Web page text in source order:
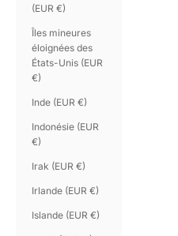
(EUR €)
Îles mineures
éloignées des
États-Unis (EUR
€)
Inde (EUR €)
Indonésie (EUR
€)
Irak (EUR €)
Irlande (EUR €)
Islande (EUR €)